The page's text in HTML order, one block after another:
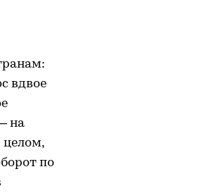
вдвое
на
целом,
по